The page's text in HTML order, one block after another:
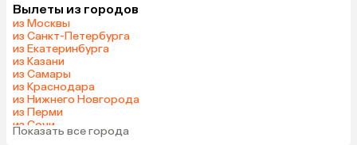
Беларусь
Шри-Ланка
Азербайджан
Сербия
Киргизия
Саудовская Аравия
Венгрия
Вылеты из городов
из Москвы
из Санкт-Петербурга
из Екатеринбурга
из Казани
из Самары
из Краснодара
из Нижнего Новгорода
из Перми
из Сочи
из Челябинска
Показать все города